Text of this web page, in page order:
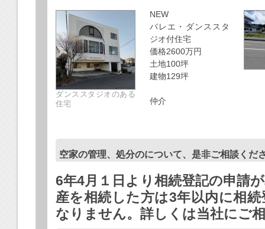
ダンススタジオのある
住宅
NEW
バレエ・ダンススタ
ジオ付住宅
価格2600万円
土地100坪
建物129坪
仲介
空家の管理、処分のについて、是非ご相談くだ
6年4月１日より相続登記の申請
産を相続した方は3年以内に相
なりません。詳しくは当社にご